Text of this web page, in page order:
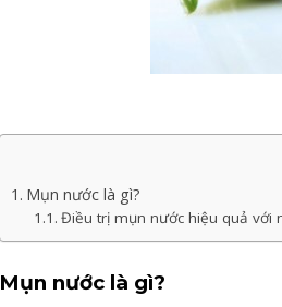
Mụn nước là gì?
Điều trị mụn nước hiệu quả với
Mụn nước là gì?